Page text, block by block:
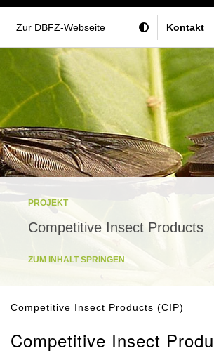
Zur DBFZ-Webseite Kontakt
PROJEKT
Competitive Insect Products
ZUM INHALT SPRINGEN
Competitive Insect Products (CIP)
Competitive Insect